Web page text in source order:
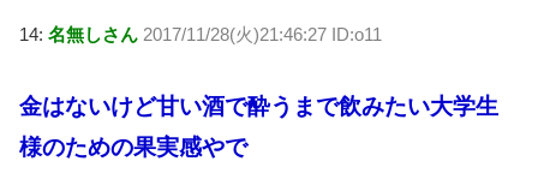
14: 名無しさん 2017/11/28(火)21:46:27 ID:o11
金はないけど甘い酒で酔うまで飲みたい大学生
様のための果実感やで